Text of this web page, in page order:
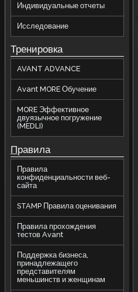
Индивидуальные отчеты
Исследование
Тренировка
AVANT ADVANCE
Avant MORE Обучение
MORE Эффективное
двуязычное погружение
(MEDLI)
Правила
Правила
конфиденциальности веб-
сайта
STAMP Правила оценивания
Правила прохождения
тестов Avant
Поддержка бизнеса,
принадлежащего
представителям
меньшинств и женщинам